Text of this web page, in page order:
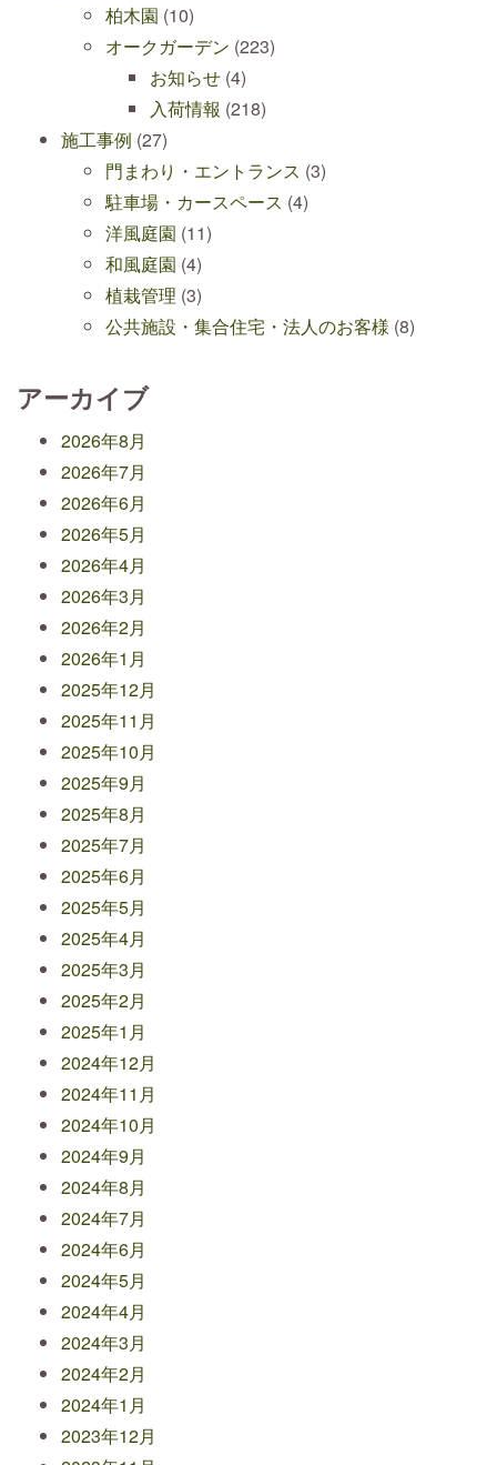
柏木園 (10)
オークガーデン (223)
お知らせ (4)
入荷情報 (218)
施工事例 (27)
門まわり・エントランス (3)
駐車場・カースペース (4)
洋風庭園 (11)
和風庭園 (4)
植栽管理 (3)
公共施設・集合住宅・法人のお客様 (8)
アーカイブ
2026年8月
2026年7月
2026年6月
2026年5月
2026年4月
2026年3月
2026年2月
2026年1月
2025年12月
2025年11月
2025年10月
2025年9月
2025年8月
2025年7月
2025年6月
2025年5月
2025年4月
2025年3月
2025年2月
2025年1月
2024年12月
2024年11月
2024年10月
2024年9月
2024年8月
2024年7月
2024年6月
2024年5月
2024年4月
2024年3月
2024年2月
2024年1月
2023年12月